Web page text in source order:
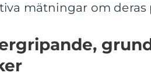
mätningar om deras